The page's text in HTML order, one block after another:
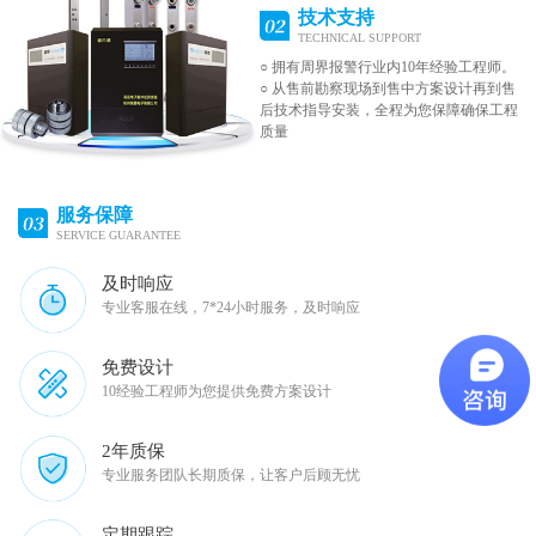
技术支持
TECHNICAL SUPPORT
○ 拥有周界报警行业内10年经验工程师。
○ 从售前勘察现场到售中方案设计再到售
后技术指导安装，全程为您保障确保工程
质量
服务保障
SERVICE GUARANTEE
及时响应
专业客服在线，7*24小时服务，及时响应
免费设计
10经验工程师为您提供免费方案设计
2年质保
专业服务团队长期质保，让客户后顾无忧